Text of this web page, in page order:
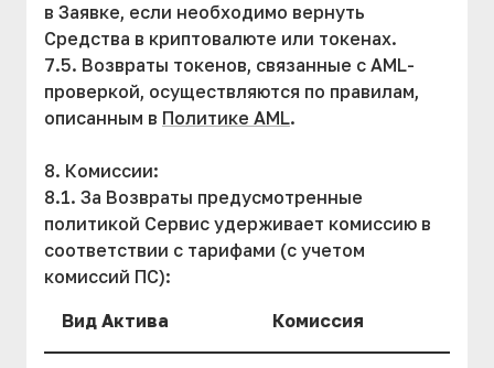
в Заявке, если необходимо вернуть
Средства в криптовалюте или токенах.
7.5. Возвраты токенов, связанные с AML-
проверкой, осуществляются по правилам,
описанным в Политике AML.
8. Комиссии:
8.1. За Возвраты предусмотренные
политикой Сервис удерживает комиссию в
соответствии с тарифами (с учетом
комиссий ПС):
Вид Актива
Комиссия